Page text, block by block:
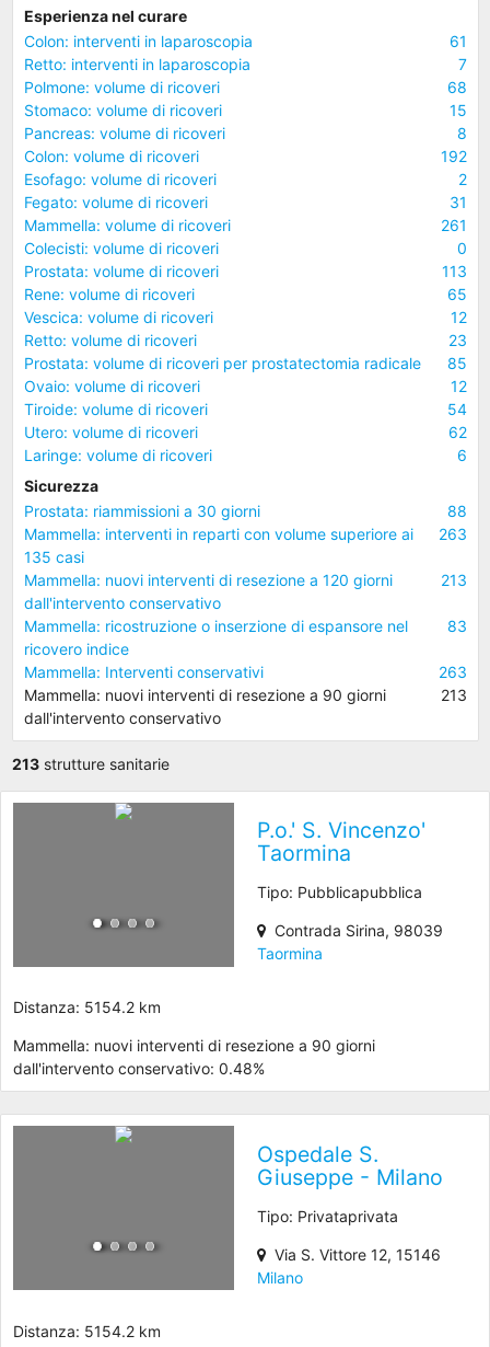
Esperienza nel curare
61
Colon: interventi in laparoscopia
7
Retto: interventi in laparoscopia
68
Polmone: volume di ricoveri
15
Stomaco: volume di ricoveri
8
Pancreas: volume di ricoveri
192
Colon: volume di ricoveri
2
Esofago: volume di ricoveri
31
Fegato: volume di ricoveri
261
Mammella: volume di ricoveri
0
Colecisti: volume di ricoveri
113
Prostata: volume di ricoveri
65
Rene: volume di ricoveri
12
Vescica: volume di ricoveri
23
Retto: volume di ricoveri
85
Prostata: volume di ricoveri per prostatectomia radicale
12
Ovaio: volume di ricoveri
54
Tiroide: volume di ricoveri
62
Utero: volume di ricoveri
6
Laringe: volume di ricoveri
Sicurezza
88
Prostata: riammissioni a 30 giorni
263
Mammella: interventi in reparti con volume superiore ai
135 casi
213
Mammella: nuovi interventi di resezione a 120 giorni
dall'intervento conservativo
83
Mammella: ricostruzione o inserzione di espansore nel
ricovero indice
263
Mammella: Interventi conservativi
213
Mammella: nuovi interventi di resezione a 90 giorni
dall'intervento conservativo
213strutture sanitarie
P.o.' S. Vincenzo'
Taormina
Tipo: Pubblicapubblica
Contrada Sirina, 98039
Taormina
Distanza: 5154.2 km
Mammella: nuovi interventi di resezione a 90 giorni
dall'intervento conservativo: 0.48%
Ospedale S.
Giuseppe - Milano
Tipo: Privataprivata
Via S. Vittore 12, 15146
Milano
Distanza: 5154.2 km